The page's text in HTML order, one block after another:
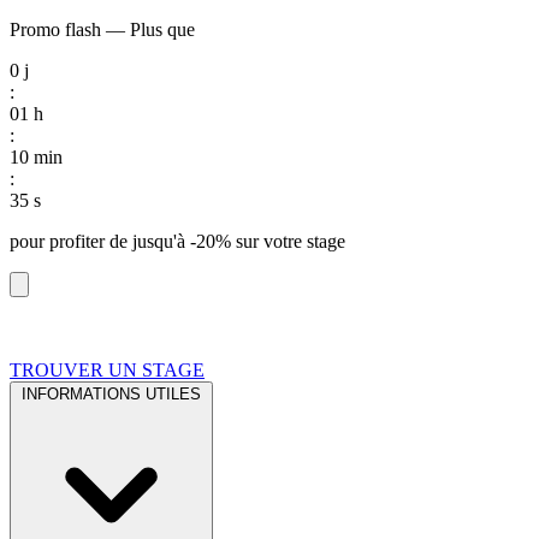
Promo flash — Plus que
0 j
:
01 h
:
10 min
:
34 s
pour profiter de jusqu'à -20% sur votre stage
TROUVER UN STAGE
INFORMATIONS UTILES